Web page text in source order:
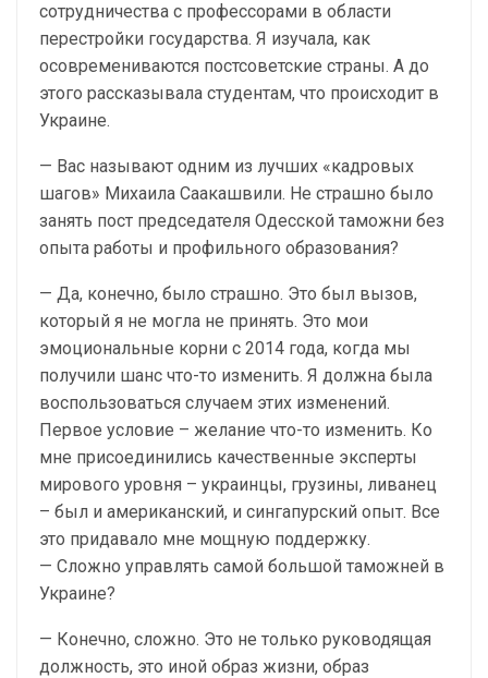
сотрудничества с профессорами в области
перестройки государства. Я изучала, как
осовремениваются постсоветские страны. А до
этого рассказывала студентам, что происходит в
Украине.
— Вас называют одним из лучших «кадровых
шагов» Михаила Саакашвили. Не страшно было
занять пост председателя Одесской таможни без
опыта работы и профильного образования?
— Да, конечно, было страшно. Это был вызов,
который я не могла не принять. Это мои
эмоциональные корни с 2014 года, когда мы
получили шанс что-то изменить. Я должна была
воспользоваться случаем этих изменений.
Первое условие – желание что-то изменить. Ко
мне присоединились качественные эксперты
мирового уровня – украинцы, грузины, ливанец
– был и американский, и сингапурский опыт. Все
это придавало мне мощную поддержку.
— Сложно управлять самой большой таможней в
Украине?
— Конечно, сложно. Это не только руководящая
должность, это иной образ жизни, образ